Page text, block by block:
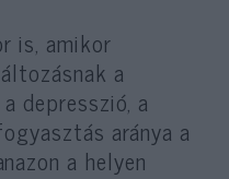
is, amikor
a
depresszió, a
aránya a
a helyen